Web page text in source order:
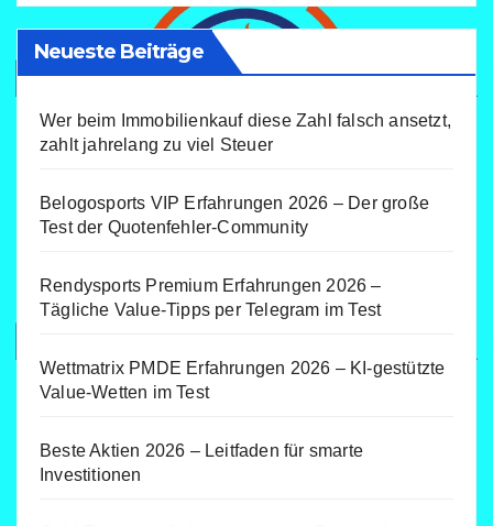
Neueste Beiträge
Wer beim Immobilienkauf diese Zahl falsch ansetzt,
zahlt jahrelang zu viel Steuer
Belogosports VIP Erfahrungen 2026 – Der große
Test der Quotenfehler-Community
Rendysports Premium Erfahrungen 2026 –
Tägliche Value-Tipps per Telegram im Test
Wettmatrix PMDE Erfahrungen 2026 – KI-gestützte
Value-Wetten im Test
Beste Aktien 2026 – Leitfaden für smarte
Investitionen